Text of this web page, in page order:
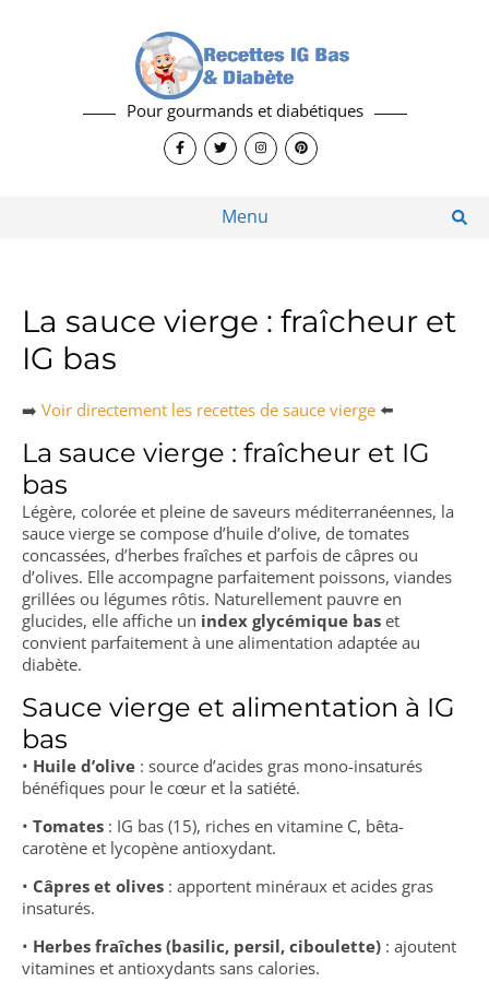
Pour gourmands et diabétiques
Menu
La sauce vierge : fraîcheur et
IG bas
➡️ Voir directement les recettes de sauce vierge ⬅️
La sauce vierge : fraîcheur et IG
bas
Légère, colorée et pleine de saveurs méditerranéennes, la
sauce vierge se compose d’huile d’olive, de tomates
concassées, d’herbes fraîches et parfois de câpres ou
d’olives. Elle accompagne parfaitement poissons, viandes
grillées ou légumes rôtis. Naturellement pauvre en
glucides, elle affiche un index glycémique bas et
convient parfaitement à une alimentation adaptée au
diabète.
Sauce vierge et alimentation à IG
bas
• Huile d’olive : source d’acides gras mono-insaturés
bénéfiques pour le cœur et la satiété.
• Tomates : IG bas (15), riches en vitamine C, bêta-
carotène et lycopène antioxydant.
• Câpres et olives : apportent minéraux et acides gras
insaturés.
• Herbes fraîches (basilic, persil, ciboulette) : ajoutent
vitamines et antioxydants sans calories.